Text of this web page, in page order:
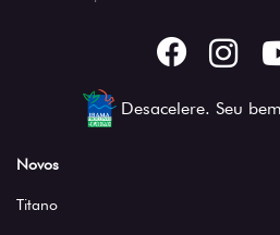
Desacelere. Seu
Novos
Titano